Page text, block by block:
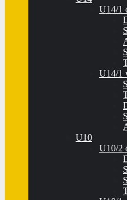
U14/1
U14/1
U10
U10/2